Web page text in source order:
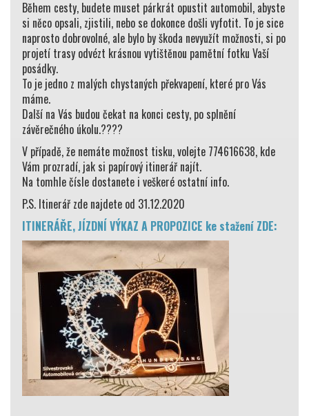
Během cesty, budete muset párkrát opustit automobil, abyste
si něco opsali, zjistili, nebo se dokonce došli vyfotit. To je sice
naprosto dobrovolné, ale bylo by škoda nevyužít možnosti, si po
projetí trasy odvézt krásnou vytištěnou pamětní fotku Vaší
posádky.
To je jedno z malých chystaných překvapení, které pro Vás
máme.
Další na Vás budou čekat na konci cesty, po splnění
závěrečného úkolu.????
V případě, že nemáte možnost tisku, volejte 774616638, kde
Vám prozradí, jak si papírový itinerář najít.
Na tomhle čísle dostanete i veškeré ostatní info.
P.S. Itinerář zde najdete od 31.12.2020
ITINERÁŘE, JÍZDNÍ VÝKAZ A PROPOZICE ke stažení ZDE: